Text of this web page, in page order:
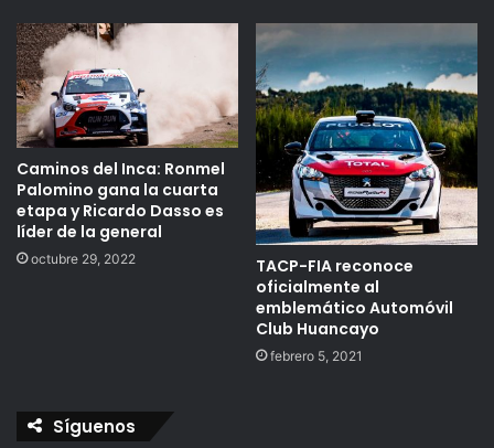
Caminos del Inca: Ronmel
Palomino gana la cuarta
etapa y Ricardo Dasso es
líder de la general
octubre 29, 2022
TACP-FIA reconoce
oficialmente al
emblemático Automóvil
Club Huancayo
febrero 5, 2021
Síguenos